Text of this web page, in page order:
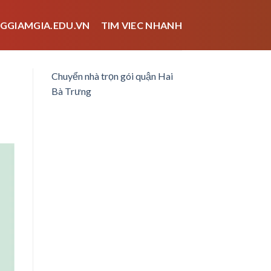
TIM VIEC NHANH
Chuyển nhà trọn gói quận Hai
Bà Trưng